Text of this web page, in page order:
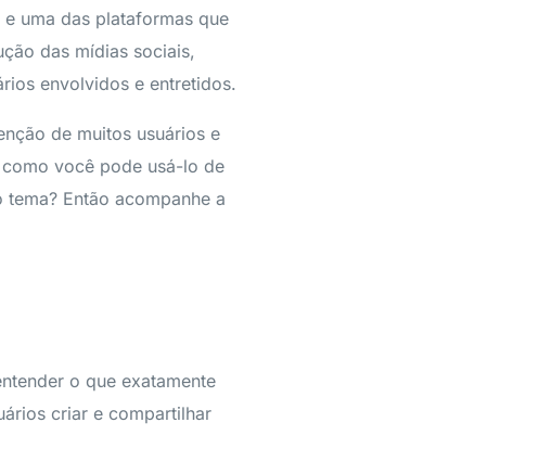
uma das plataformas que
das mídias sociais,
envolvidos e entretidos.
de muitos usuários e
você pode usá-lo de
Então acompanhe a
o que exatamente
criar e compartilhar